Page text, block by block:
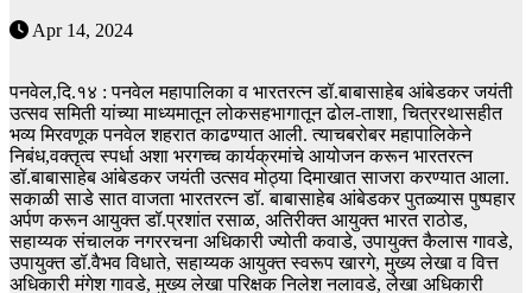
Apr 14, 2024
पनवेल,दि.१४ : पनवेल महापालिका व भारतरत्न डॉ.बाबासाहेब आंबेडकर जयंती
उत्सव समिती यांच्या माध्यमातून लोकसहभागातून ढोल-ताशा, चित्ररथासहीत
भव्य मिरवणूक पनवेल शहरात काढण्यात आली. त्याचबरोबर महापालिकेने
निबंध,वक्तृत्व स्पर्धा अशा भरगच्च कार्यक्रमांचे आयोजन करून भारतरत्न
डॉ.बाबासाहेब आंबेडकर जयंती उत्सव मोठ्या दिमाखात साजरा करण्यात आला.
सकाळी साडे सात वाजता भारतरत्न डॉ. बाबासाहेब आंबेडकर पुतळ्यास पुष्पहार
अर्पण करून आयुक्त डॉ.प्रशांत रसाळ, अतिरीक्त आयुक्त भारत राठोड,
सहाय्यक संचालक नगररचना अधिकारी ज्योती कवाडे, उपायुक्त कैलास गावडे,
उपायुक्त डॉ.वैभव विधाते, सहाय्यक आयुक्त स्वरूप खारगे, मुख्य लेखा व वित्त
अधिकारी मंगेश गावडे, मुख्य लेखा परिक्षक निलेश नलावडे, लेखा अधिकारी